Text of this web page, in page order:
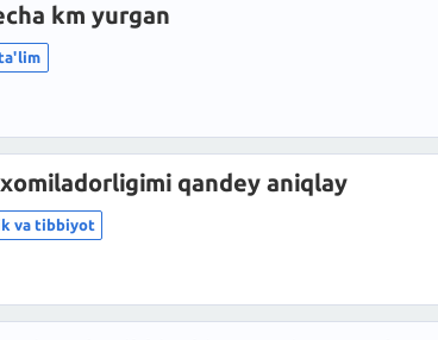
km yurgan
qandey aniqlay
va tibbiyot